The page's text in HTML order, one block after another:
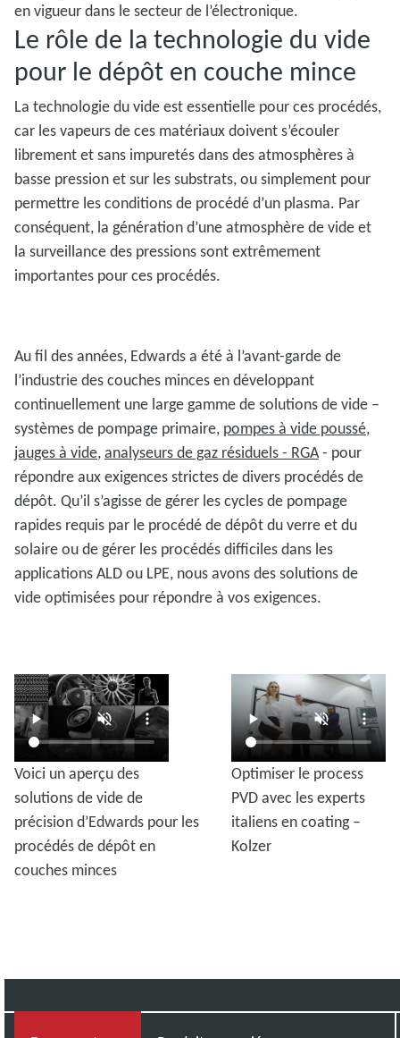
en vigueur dans le secteur de l’électronique.
Le rôle de la technologie du vide
pour le dépôt en couche mince
La technologie du vide est essentielle pour ces procédés,
car les vapeurs de ces matériaux doivent s’écouler
librement et sans impuretés dans des atmosphères à
basse pression et sur les substrats, ou simplement pour
permettre les conditions de procédé d’un plasma. Par
conséquent, la génération d’une atmosphère de vide et
la surveillance des pressions sont extrêmement
importantes pour ces procédés.
Au fil des années, Edwards a été à l’avant-garde de
l’industrie des couches minces en développant
continuellement une large gamme de solutions de vide –
systèmes de pompage primaire, pompes à vide poussé,
jauges à vide,analyseurs de gaz résiduels - RGA- pour
répondre aux exigences strictes de divers procédés de
dépôt. Qu’il s’agisse de gérer les cycles de pompage
rapides requis par le procédé de dépôt du verre et du
solaire ou de gérer les procédés difficiles dans les
applications ALD ou LPE, nous avons des solutions de
vide optimisées pour répondre à vos exigences.
Voici un aperçu des
solutions de vide de
précision d’Edwards pour les
procédés de dépôt en
couches minces
Optimiser le process
PVD avec les experts
italiens en coating –
Kolzer